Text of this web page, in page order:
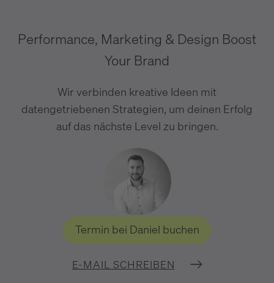
Performance, Marketing & Design Boost
Your Brand
Wir verbinden kreative Ideen mit
datengetriebenen Strategien, um deinen Erfolg
auf das nächste Level zu bringen.
Termin bei Daniel buchen
E-MAIL SCHREIBEN